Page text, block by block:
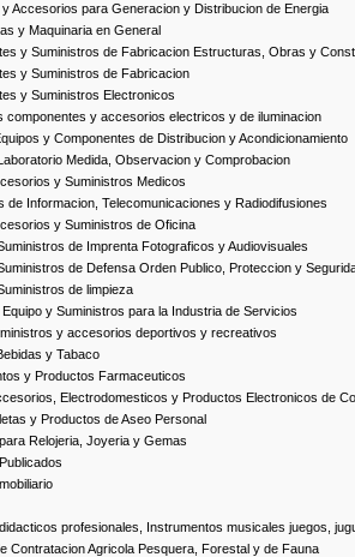
Accesorios para Generacion y Distribucion de Energia
y Maquinaria en General
y Suministros de Fabricacion Estructuras, Obras y
y Suministros de Fabricacion
y Suministros Electronicos
componentes y accesorios electricos y de iluminacion
y Componentes de Distribucion y Acondicionamiento
Medida, Observacion y Comprobacion
y Suministros Medicos
de Informacion, Telecomunicaciones y Radiodifusiones
y Suministros de Oficina
de Imprenta Fotograficos y Audiovisuales
de Defensa Orden Publico, Proteccion y
de limpieza
y Suministros para la Industria de Servicios
y accesorios deportivos y recreativos
y Tabaco
y Productos Farmaceuticos
Electrodomesticos y Productos Electronicos de
y Productos de Aseo Personal
Relojeria, Joyeria y Gemas
profesionales, Instrumentos musicales juegos,
Contratacion Agricola Pesquera, Forestal y de Fauna